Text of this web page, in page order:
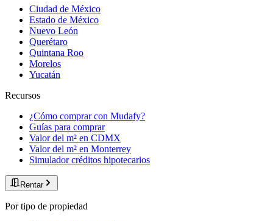
Ciudad de México
Estado de México
Nuevo León
Querétaro
Quintana Roo
Morelos
Yucatán
Recursos
¿Cómo comprar con Mudafy?
Guías para comprar
Valor del m² en CDMX
Valor del m² en Monterrey
Simulador créditos hipotecarios
Rentar
Por tipo de propiedad